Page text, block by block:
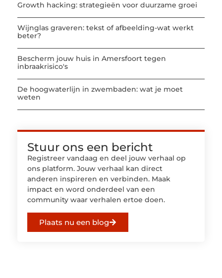
Growth hacking: strategieën voor duurzame groei
Wijnglas graveren: tekst of afbeelding-wat werkt
beter?
Bescherm jouw huis in Amersfoort tegen
inbraakrisico's
De hoogwaterlijn in zwembaden: wat je moet
weten
Stuur ons een bericht
Registreer vandaag en deel jouw verhaal op
ons platform. Jouw verhaal kan direct
anderen inspireren en verbinden. Maak
impact en word onderdeel van een
community waar verhalen ertoe doen.
Plaats nu een blog